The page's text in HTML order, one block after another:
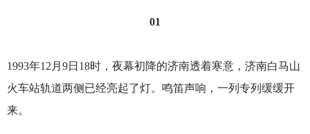
01
1993年12月9日18时，夜幕初降的济南透着寒意，济南白马山
火车站轨道两侧已经亮起了灯。鸣笛声响，一列专列缓缓开
来。